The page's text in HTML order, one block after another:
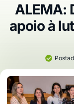
ALEMA:
apoio à